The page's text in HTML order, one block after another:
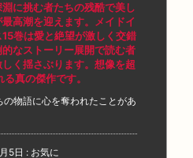
に挑む者たちの残酷で美し
高潮を迎えます。メイドイ
15巻は愛と絶望が激しく交錯
なストーリー展開で読む者
く揺さぶります。想像を超
真の傑作です。
物語に心を奪われたことがあ
5日 : お気に